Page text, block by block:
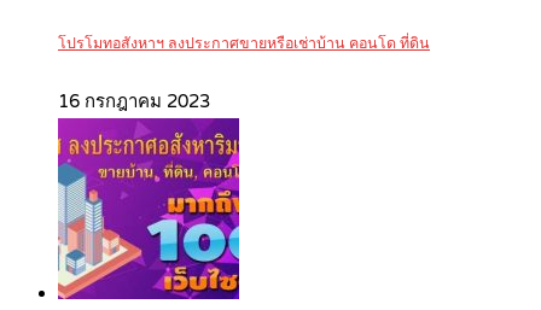
โปรโมทอสังหาฯ ลงประกาศขายหรือเช่าบ้าน คอนโด ที่ดิน
16 กรกฎาคม 2023